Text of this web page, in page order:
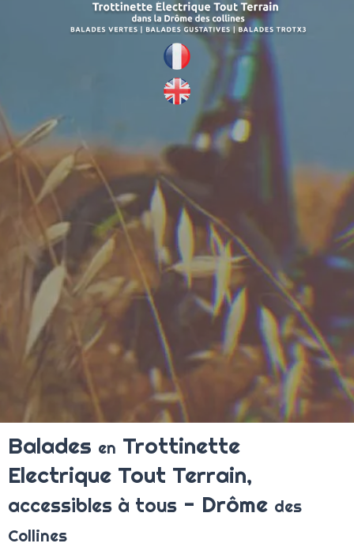
Balades en Trottinette
Electrique Tout Terrain,
accessibles à tous - Drôme des
Collines